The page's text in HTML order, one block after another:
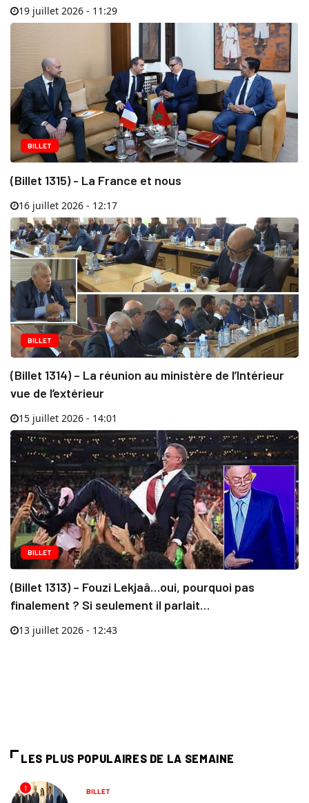
19 juillet 2026 - 11:29
BILLET
(Billet 1315) - La France et nous
16 juillet 2026 - 12:17
BILLET
(Billet 1314) – La réunion au ministère de l’Intérieur
vue de l’extérieur
15 juillet 2026 - 14:01
BILLET
(Billet 1313) – Fouzi Lekjaâ…oui, pourquoi pas
finalement ? Si seulement il parlait…
13 juillet 2026 - 12:43
LES PLUS POPULAIRES DE LA SEMAINE
1 BILLET